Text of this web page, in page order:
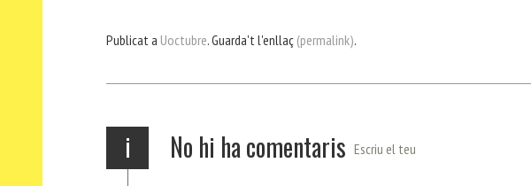
bo er ts
p
gr
m
ail pa
ei
Publicat a Uoctubre. Guarda't l'enllaç (permalink).
i No hi ha comentaris Escriu el teu